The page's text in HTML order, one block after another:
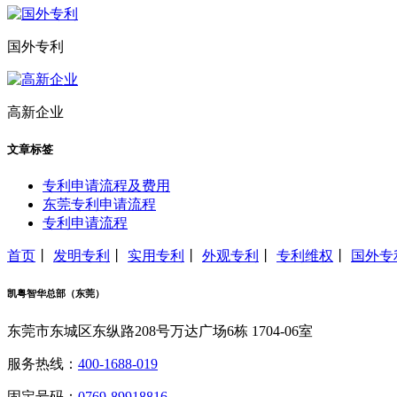
国外专利
高新企业
文章标签
专利申请流程及费用
东莞专利申请流程
专利申请流程
首页 发明专利 实用专利 外观专利 专利维权 国外专
凯粤智华总部（东莞）
东莞市东城区东纵路208号万达广场6栋 1704-06室
服务热线： 400-1688-019